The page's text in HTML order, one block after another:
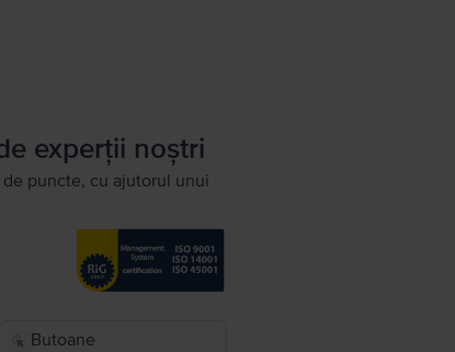
experții noștri
puncte, cu ajutorul unui
Butoane